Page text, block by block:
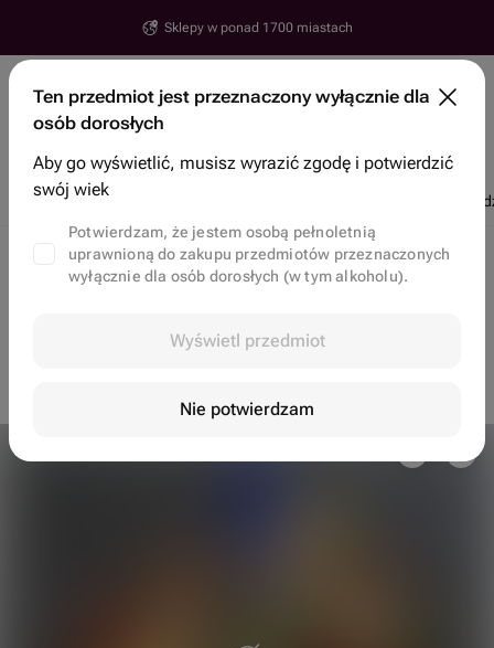
Sklepy w ponad 1700 miastach
Ulica, numer, miasto
Rabaty Popularne Truskawki w
Dostawa kwiatowa w Erywań Jadalne bukiety w Erywań
Ten przedmiot jest przeznaczony wyłącznie dla
osób dorosłych
Aby go wyświetlić, musisz wyrazić zgodę i potwierdzić
swój wiek
Potwierdzam, że jestem osobą pełnoletnią
uprawnioną do zakupu przedmiotów przeznaczonych
wyłącznie dla osób dorosłych (w tym alkoholu).
Nie potwierdzam
Wyświetl przedmiot